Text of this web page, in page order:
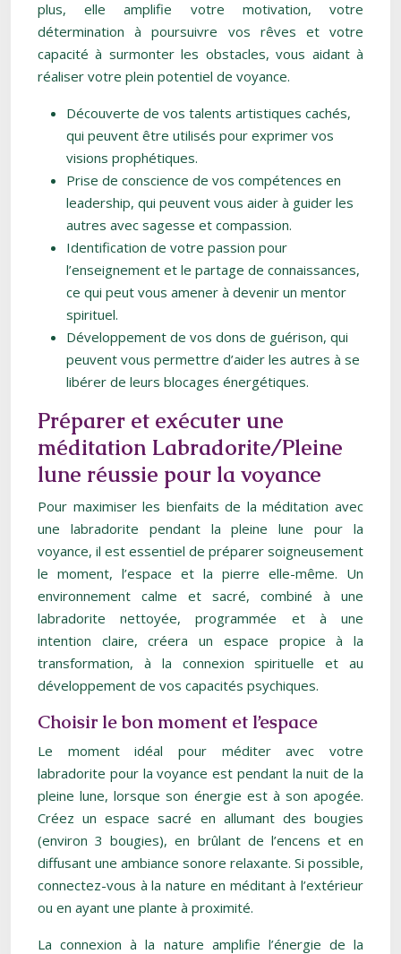
plus, elle amplifie votre motivation, votre
détermination à poursuivre vos rêves et votre
capacité à surmonter les obstacles, vous aidant à
réaliser votre plein potentiel de voyance.
Découverte de vos talents artistiques cachés,
qui peuvent être utilisés pour exprimer vos
visions prophétiques.
Prise de conscience de vos compétences en
leadership, qui peuvent vous aider à guider les
autres avec sagesse et compassion.
Identification de votre passion pour
l’enseignement et le partage de connaissances,
ce qui peut vous amener à devenir un mentor
spirituel.
Développement de vos dons de guérison, qui
peuvent vous permettre d’aider les autres à se
libérer de leurs blocages énergétiques.
Préparer et exécuter une
méditation Labradorite/Pleine
lune réussie pour la voyance
Pour maximiser les bienfaits de la méditation avec
une labradorite pendant la pleine lune pour la
voyance, il est essentiel de préparer soigneusement
le moment, l’espace et la pierre elle-même. Un
environnement calme et sacré, combiné à une
labradorite nettoyée, programmée et à une
intention claire, créera un espace propice à la
transformation, à la connexion spirituelle et au
développement de vos capacités psychiques.
Choisir le bon moment et l’espace
Le moment idéal pour méditer avec votre
labradorite pour la voyance est pendant la nuit de la
pleine lune, lorsque son énergie est à son apogée.
Créez un espace sacré en allumant des bougies
(environ 3 bougies), en brûlant de l’encens et en
diffusant une ambiance sonore relaxante. Si possible,
connectez-vous à la nature en méditant à l’extérieur
ou en ayant une plante à proximité.
La connexion à la nature amplifie l’énergie de la